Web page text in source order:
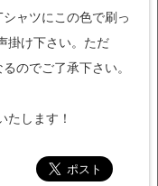
ャツにこの色で刷っ
掛け下さい。ただ
のでご了承下さい。
たします！